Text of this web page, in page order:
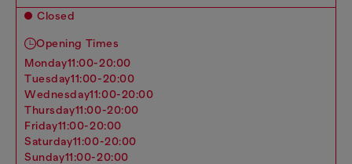
Closed
Opening Times
monday11:00-20:00
tuesday11:00-20:00
wednesday11:00-20:00
thursday11:00-20:00
friday11:00-20:00
saturday11:00-20:00
sunday11:00-20:00